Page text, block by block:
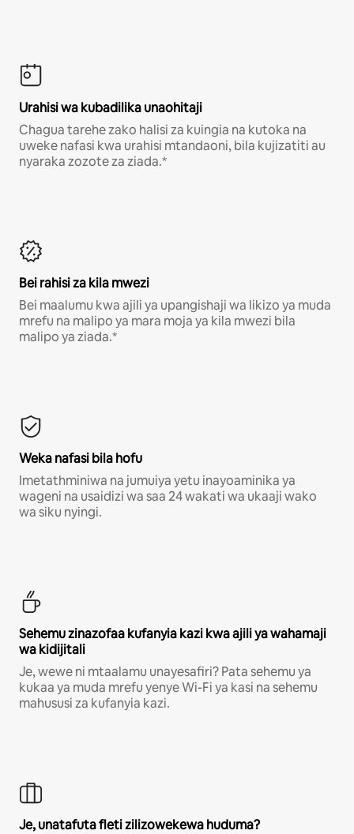
Urahisi wa kubadilika unaohitaji
Chagua tarehe zako halisi za kuingia na kutoka na
uweke nafasi kwa urahisi mtandaoni, bila kujizatiti au
nyaraka zozote za ziada.*
Bei rahisi za kila mwezi
Bei maalumu kwa ajili ya upangishaji wa likizo ya muda
mrefu na malipo ya mara moja ya kila mwezi bila
malipo ya ziada.*
Weka nafasi bila hofu
Imetathminiwa na jumuiya yetu inayoaminika ya
wageni na usaidizi wa saa 24 wakati wa ukaaji wako
wa siku nyingi.
Sehemu zinazofaa kufanyia kazi kwa ajili ya wahamaji
wa kidijitali
Je, wewe ni mtaalamu unayesafiri? Pata sehemu ya
kukaa ya muda mrefu yenye Wi-Fi ya kasi na sehemu
mahususi za kufanyia kazi.
Je, unatafuta fleti zilizowekewa huduma?